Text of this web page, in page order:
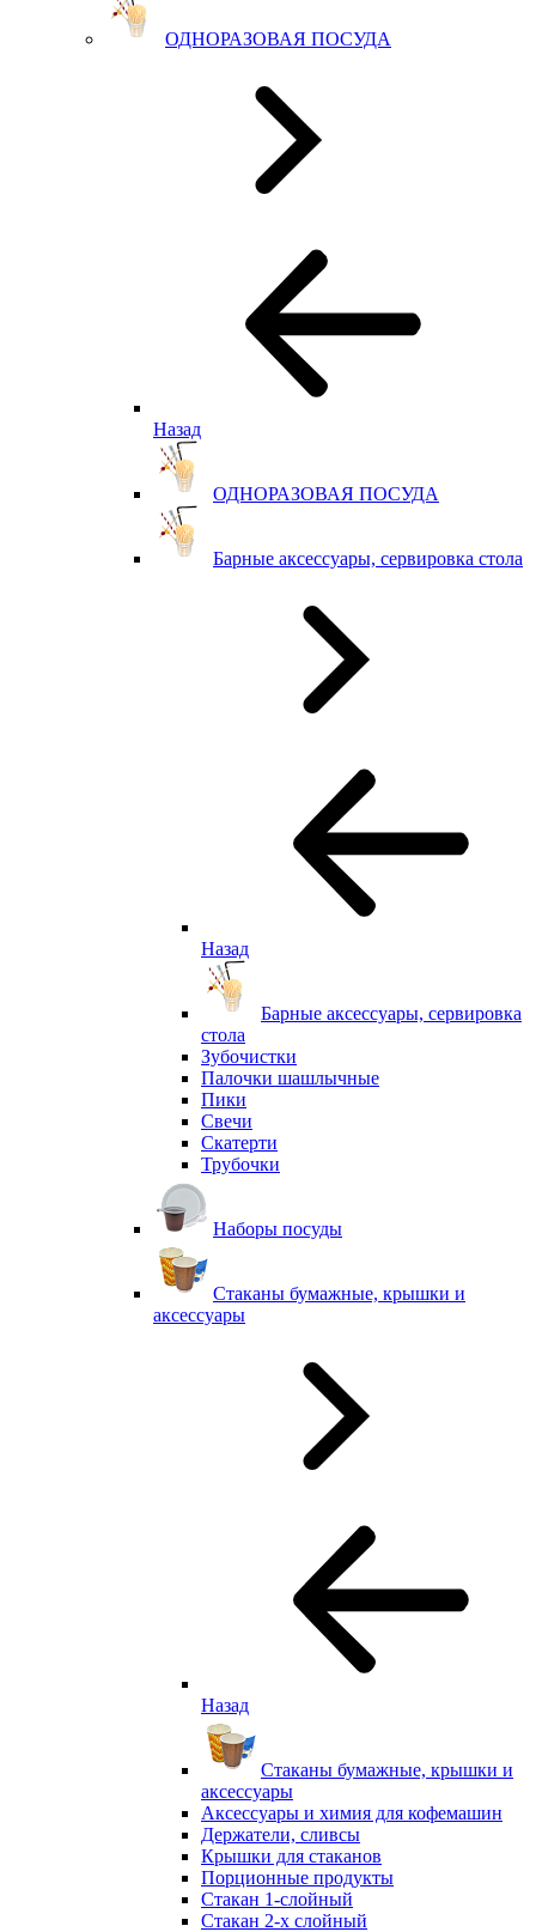
ОДНОРАЗОВАЯ ПОСУДА
Назад
ОДНОРАЗОВАЯ ПОСУДА
Барные аксессуары, сервировка стола
Назад
Барные аксессуары, сервировка
стола
Зубочистки
Палочки шашлычные
Пики
Свечи
Скатерти
Трубочки
Наборы посуды
Стаканы бумажные, крышки и
аксессуары
Назад
Стаканы бумажные, крышки и
аксессуары
Аксессуары и химия для кофемашин
Держатели, сливсы
Крышки для стаканов
Порционные продукты
Стакан 1-слойный
Стакан 2-х слойный